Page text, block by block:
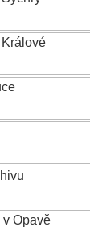
v Opavě